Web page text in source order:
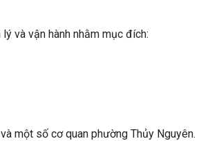
và vận hành nhằm mục đích:
một số cơ quan phường Thủy Nguyên.